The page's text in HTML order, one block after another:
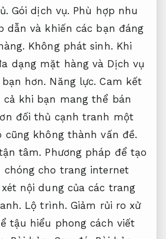
Gói dịch vụ. Phù hợp nhu
dẫn và khiến các bạn đáng
Không phát sinh. Khi
dạng mặt hàng và Dịch vụ
hơn. Năng lực. Cam kết
cả khi bạn mang thể bán
đối thủ cạnh tranh một
không thành vấn đề.
tâm. Phương pháp để tạo
chóng cho trang internet
nội dung của các trang
Lộ trình. Giảm rủi ro xử
tậu hiểu phong cách viết